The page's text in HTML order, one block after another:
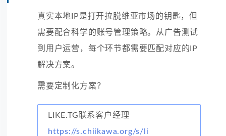
真实本地IP是打开拉脱维亚市场的钥匙，但
需要配合科学的账号管理策略。从广告测试
到用户运营，每个环节都需要匹配对应的IP
解决方案。
需要定制化方案？
LIKE.TG联系客户经理
https://s.chiikawa.org/s/li